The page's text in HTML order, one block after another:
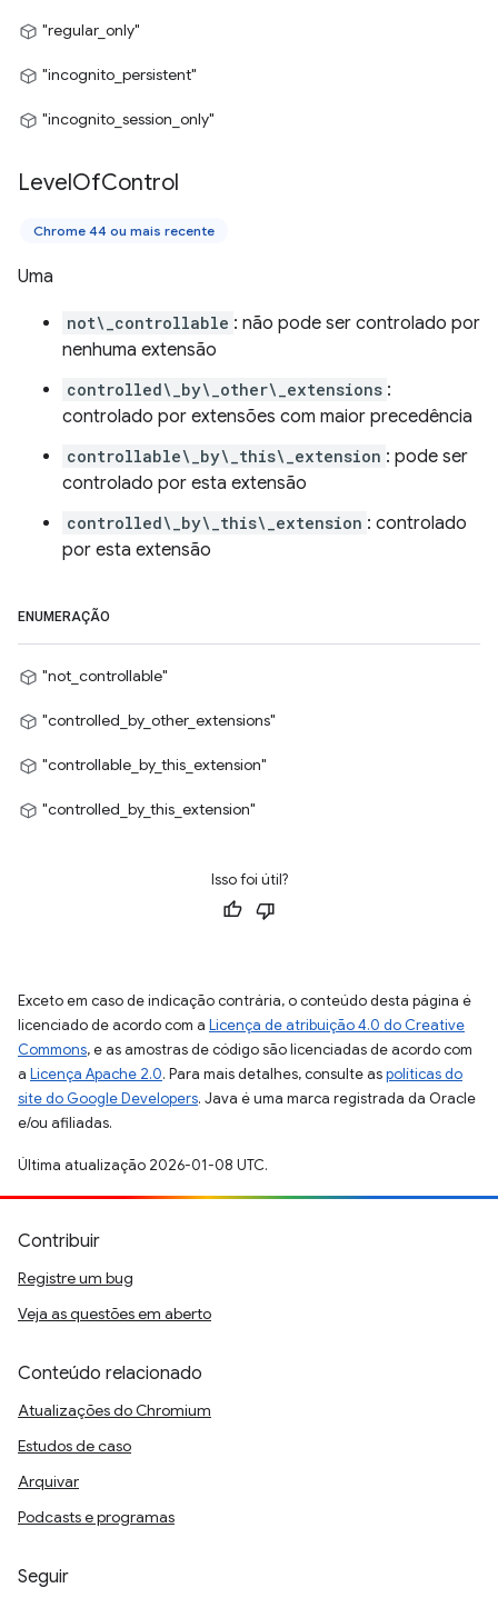
"regular_only"
"incognito_persistent"
"incognito_session_only"
LevelOfControl
Chrome 44 ou mais recente
Uma
not\_controllable : não pode ser controlado por
nenhuma extensão
controlled\_by\_other\_extensions :
controlado por extensões com maior precedência
controllable\_by\_this\_extension : pode ser
controlado por esta extensão
controlled\_by\_this\_extension : controlado
por esta extensão
ENUMERAÇÃO
"not_controllable"
"controlled_by_other_extensions"
"controllable_by_this_extension"
"controlled_by_this_extension"
Isso foi útil?
Exceto em caso de indicação contrária, o conteúdo desta página é
licenciado de acordo com a Licença de atribuição 4.0 do Creative
Commons, e as amostras de código são licenciadas de acordo com
a Licença Apache 2.0. Para mais detalhes, consulte aspolíticas do
site do Google Developers. Java é uma marca registrada da Oracle
e/ou afiliadas.
Última atualização 2026-01-08 UTC.
Contribuir
Registre um bug
Veja as questões em aberto
Conteúdo relacionado
Atualizações do Chromium
Estudos de caso
Arquivar
Podcasts e programas
Seguir